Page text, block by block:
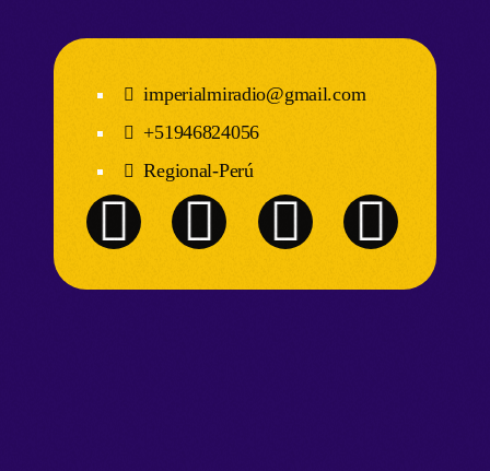
imperialmiradio@gmail.com
+51946824056
Regional-Perú